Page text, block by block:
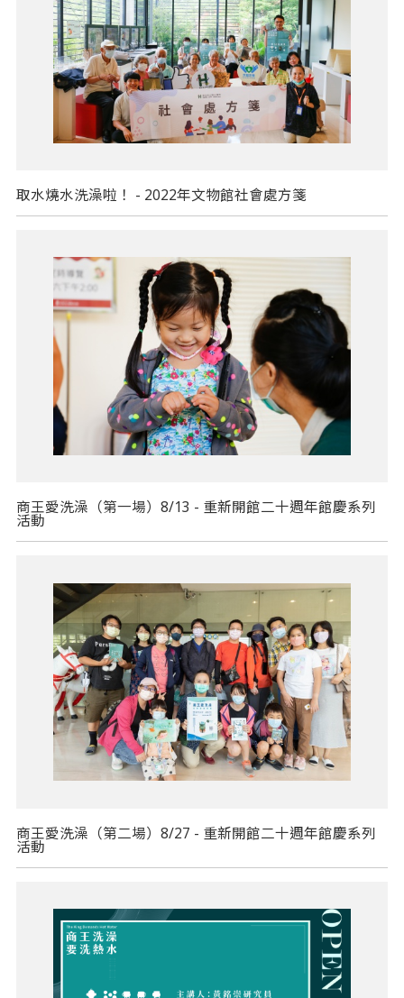
取水燒水洗澡啦！ - 2022年文物館社會處方箋
商王愛洗澡（第一場）8/13 - 重新開館二十週年館慶系列
活動
商王愛洗澡（第二場）8/27 - 重新開館二十週年館慶系列
活動